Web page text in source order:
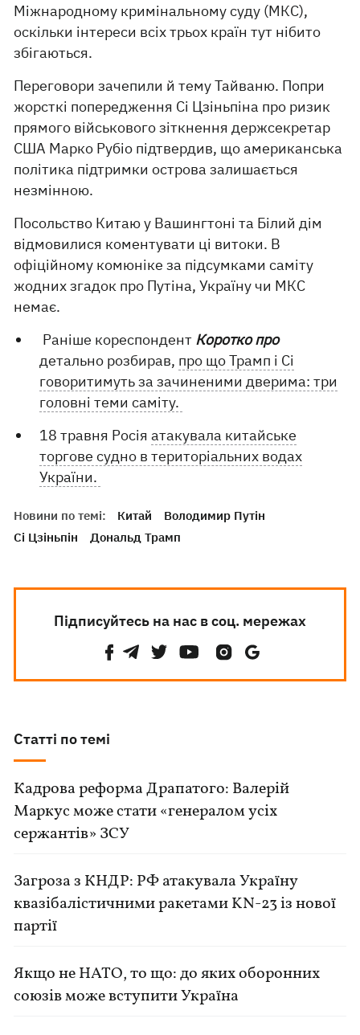
Міжнародному кримінальному суду (МКС),
оскільки інтереси всіх трьох країн тут нібито
збігаються.
Переговори зачепили й тему Тайваню. Попри
жорсткі попередження Сі Цзіньпіна про ризик
прямого військового зіткнення держсекретар
США Марко Рубіо підтвердив, що американська
політика підтримки острова залишається
незмінною.
Посольство Китаю у Вашингтоні та Білий дім
відмовилися коментувати ці витоки. В
офіційному комюніке за підсумками саміту
жодних згадок про Путіна, Україну чи МКС
немає.
Раніше кореспондент Коротко про
детально розбирав, про що Трамп і Сі
говоритимуть за зачиненими дверима: три
головні теми саміту.
18 травня Росіяатакувала китайське
торгове судно в територіальних водах
України.
Новини по темі: Китай
Володимир Путін
Сі Цзіньпін
Дональд Трамп
Підписуйтесь на нас в соц. мережах
Статті по темі
Кадрова реформа Драпатого: Валерій
Маркус може стати «генералом усіх
сержантів» ЗСУ
Загроза з КНДР: РФ атакувала Україну
квазібалістичними ракетами KN-23 із нової
партії
Якщо не НАТО, то що: до яких оборонних
союзів може вступити Україна